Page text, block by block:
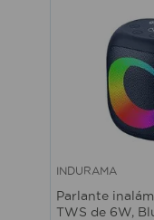
Vista rápida
INDURAMA
Parlante
TWS de 6W,